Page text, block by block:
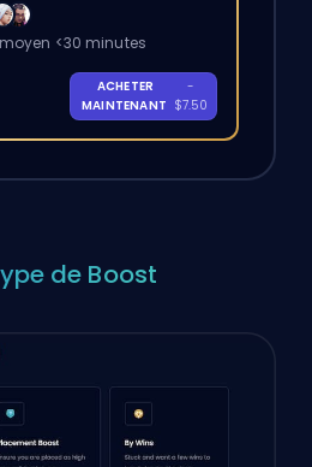
<30 minutes
ACHETER
MAINTENANT
-
$7.50
de Boost